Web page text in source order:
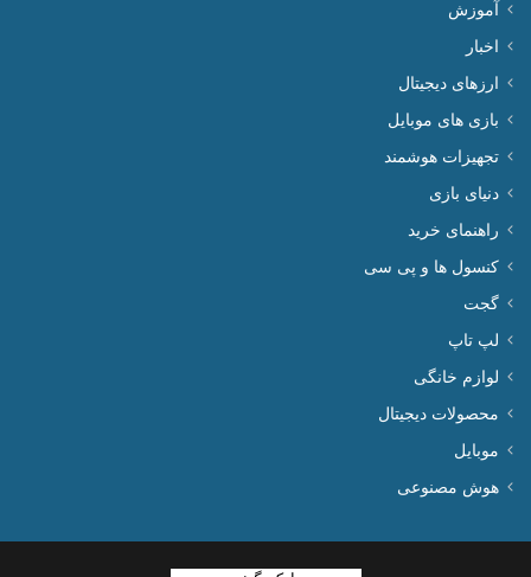
آموزش
اخبار
ارزهای دیجیتال
بازی های موبایل
تجهیزات هوشمند
دنیای بازی
راهنمای خرید
کنسول ها و پی سی
گجت
لپ تاپ
لوازم خانگی
محصولات دیجیتال
موبایل
هوش مصنوعی